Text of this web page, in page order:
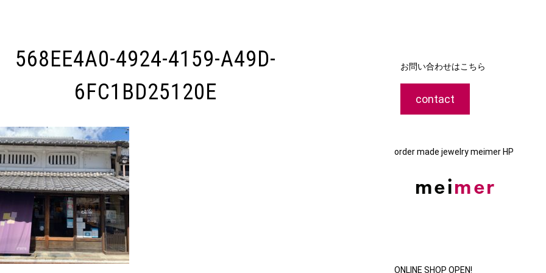
568EE4A0-4924-4159-A49D-
6FC1BD25120E
お問い合わせはこちら
contact
order made jewelry meimer HP
ONLINE SHOP OPEN!